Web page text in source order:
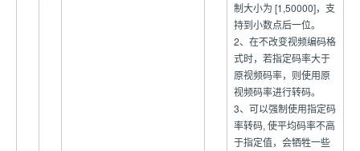
制大小为 [1,50000]，支
持到小数点后一位。
2、在不改变视频编码格
式时，若指定码率大于
原视频码率，则使用原
视频码率进行转码。
3、可以强制使用指定码
率转码, 使平均码率不高
于指定值，会牺牲一些